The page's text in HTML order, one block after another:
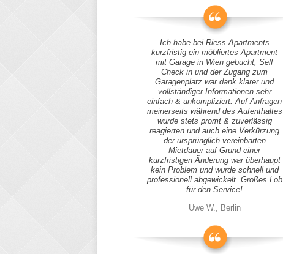
Ich habe bei Riess Apartments
kurzfristig ein möbliertes Apartment
mit Garage in Wien gebucht, Self
Check in und der Zugang zum
Garagenplatz war dank klarer und
vollständiger Informationen sehr
einfach & unkompliziert. Auf Anfragen
meinerseits während des Aufenthaltes
wurde stets promt & zuverlässig
reagierten und auch eine Verkürzung
der ursprünglich vereinbarten
Mietdauer auf Grund einer
kurzfristigen Änderung war überhaupt
kein Problem und wurde schnell und
professionell abgewickelt. Großes Lob
für den Service!
Uwe W., Berlin